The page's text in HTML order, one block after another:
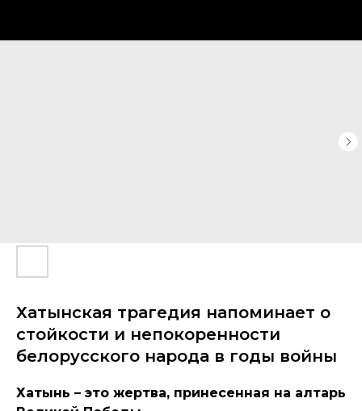
Хатынская трагедия напоминает о
стойкости и непокоренности
белорусского народа в годы войны
Хатынь – это жертва, принесенная на алтарь